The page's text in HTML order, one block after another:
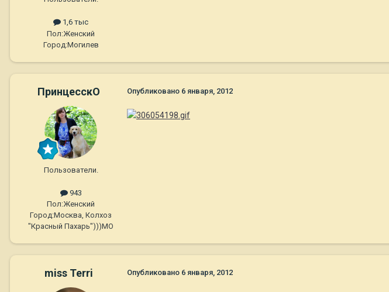
1,6 тыс
Пол:Женский
Город:Могилев
ПринцесскО
Пользователи.
943
Пол:Женский
Город:Москва, Колхоз
"Красный Пахарь")))МО
Опубликовано 6 января, 2012
miss Terri Опубликовано 6 января, 2012